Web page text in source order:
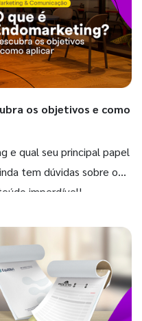
os objetivos e como
e qual seu principal papel
tem dúvidas sobre o
imperdível!